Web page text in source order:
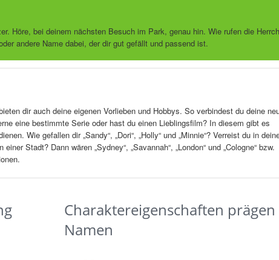
Höre, bei deinem nächsten Besuch im Park, genau hin. Wie rufen die
andere Name dabei, der dir gut gefällt und passend ist.
dir auch deine eigenen Vorlieben und Hobbys. So verbindest du deine
eine bestimmte Serie oder hast du einen Lieblingsfilm? In diesem gibt es
Wie gefallen dir „Sandy“, „Dori“, „Holly“ und „Minnie“? Verreist du in
Stadt? Dann wären „Sydney“, „Savannah“, „London“ und „Cologne“ bzw.
Charaktereigenschaften
Namen